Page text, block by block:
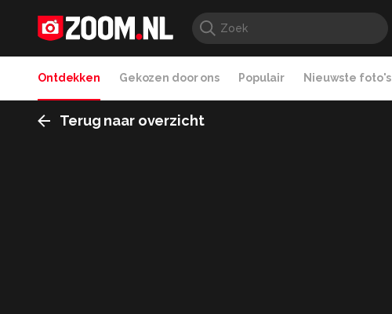
Ontdekken Gekozen door ons Populair Nieuwste foto's
Terug naar overzicht